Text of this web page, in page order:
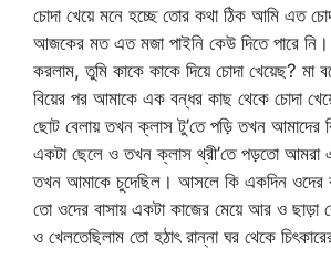
চোদা খেয়ে মনে হচ্ছে তোর কথা ঠিক আমি এত
আজকের মত এত মজা পাইনি কেউ দিতে পারে নি।
করলাম, তুমি কাকে কাকে দিয়ে চোদা খেয়েছ? মা
বিয়ের পর আমাকে এক বন্ধর কাছ থেকে চোদা
ছোট বেলায় তখন ক্লাস টু’তে পড়ি তখন আমাদের
একটা ছেলে ও তখন ক্লাস থ্রী’তে পড়তো আমরা
তখন আমাকে চুদেছিল। আসলে কি একদিন ওদের
তো ওদের বাসায় একটা কাজের মেয়ে আর ও
ও খেলতেছিলাম তো হঠাৎ রান্না ঘর থেকে